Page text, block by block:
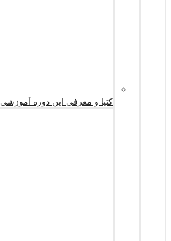
کتیا و معرفی این دوره آموزشی